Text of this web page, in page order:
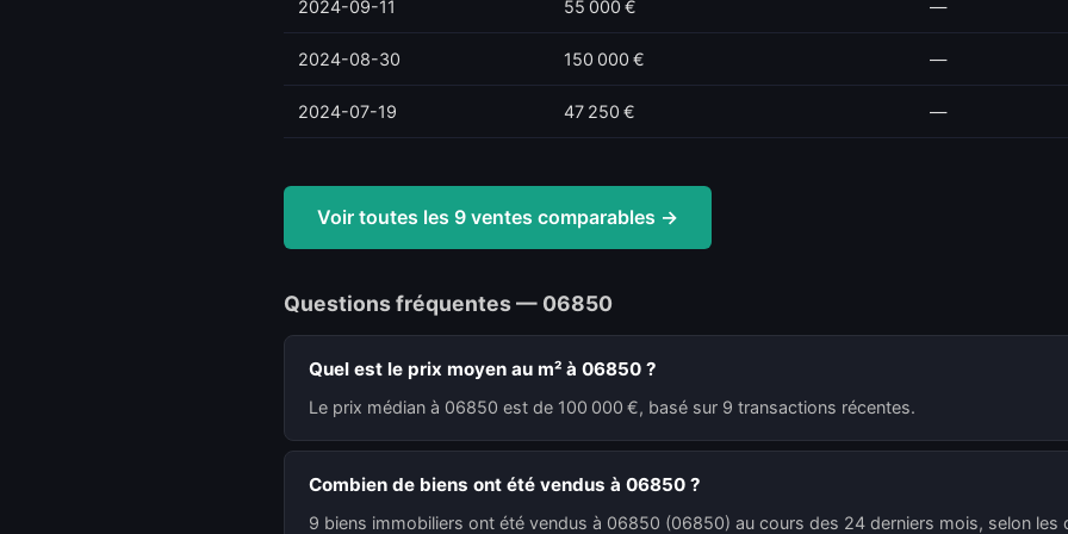
2024-09-11 55 000 € —
2024-08-30 150 000 € —
2024-07-19 47 250 € —
Voir toutes les 9 ventes comparables →
Questions fréquentes — 06850
Quel est le prix moyen au m² à 06850 ?
Le prix médian à 06850 est de 100 000 €, basé sur 9 transactions récentes.
Combien de biens ont été vendus à 06850 ?
9 biens immobiliers ont été vendus à 06850 (06850) au cours des 24 derniers mois, selon les